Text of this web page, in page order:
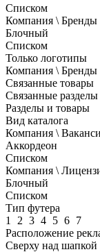
Списком
Компания \ Бренды
Блочный
Списком
Только логотипы
Компания \ Бренды
Связанные товары
Связанные разделы
Разделы и товары
Вид каталога
Компания \
Аккордеон
Списком
Компания \
Блочный
Списком
Тип футера
1
2 3 4 5 6 7
Расположение
Сверху над шапкой